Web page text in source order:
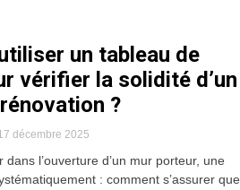
un tableau de
vérifier la solidité d’un
?
décembre 2025
l’ouverture d’un mur porteur, une
: comment s’assurer que